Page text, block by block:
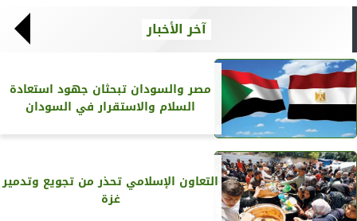
آخر الأخبار
مصر والسودان تبحثان جهود استعادة
السلام والاستقرار في السودان
التعاون الإسلامي تحذر من تجويع وتدمير
غزة